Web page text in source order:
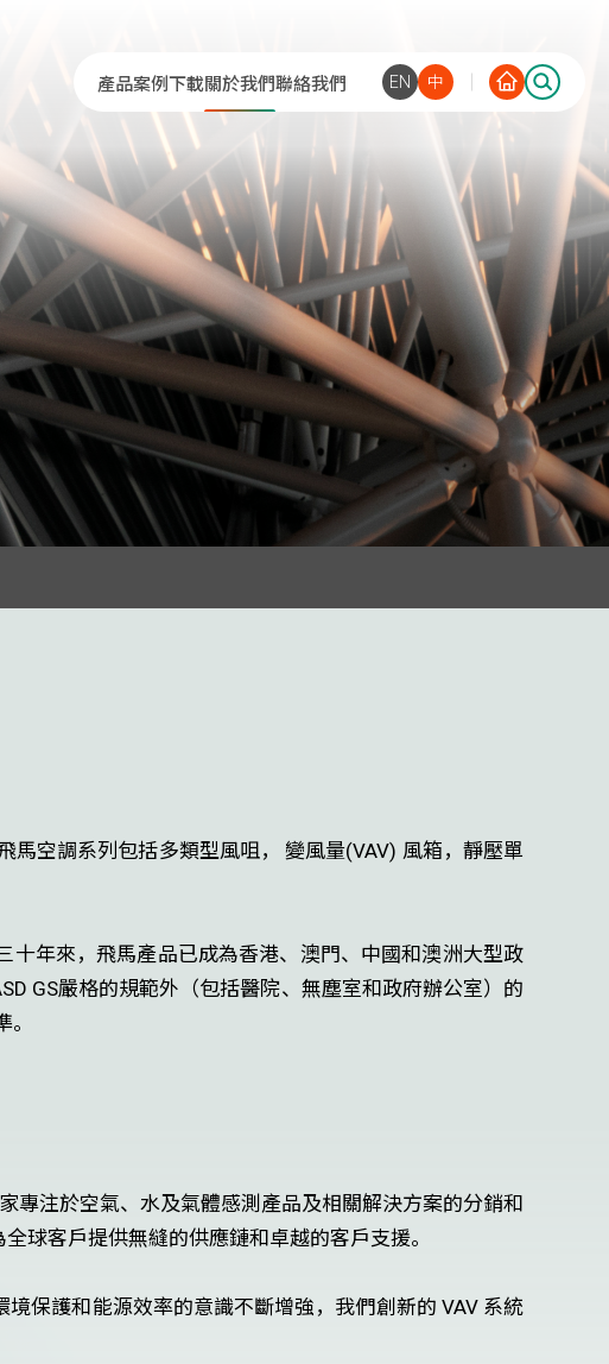
產品案例下載關於我們聯絡我們 EN 中
空調系列包括多類型風咀， 變風量(VAV) 風箱，靜壓單
年來，飛馬產品已成為香港、澳門、中國和澳洲大型政
GS嚴格的規範外（包括醫院、無塵室和政府辦公室）的
專注於空氣、水及氣體感測產品及相關解決方案的分銷和
球客戶提供無縫的供應鏈和卓越的客戶支援。
保護和能源效率的意識不斷增強，我們創新的 VAV 系統